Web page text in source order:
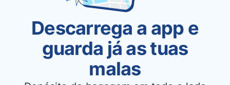
Descarrega a app e
guarda já as tuas
malas